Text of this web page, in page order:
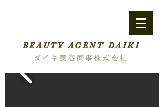
BEAUTY AGENT DAIKI
ダイキ美容商事株式会社